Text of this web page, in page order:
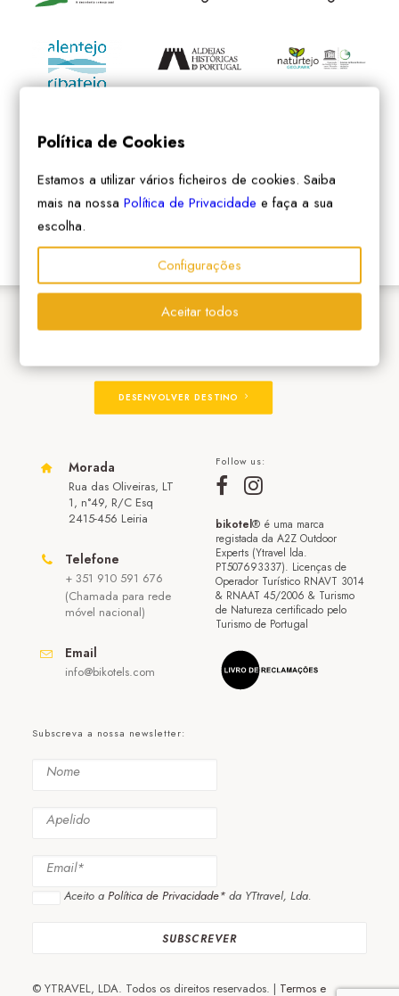
DESENVOLVER DESTINO
Morada
Rua das Oliveiras, LT
1, n°49, R/C Esq
2415-456 Leiria
Telefone
+ 351 910 591 676
(Chamada para rede
móvel nacional)
Email
info@bikotels.com
Follow us:
bikotel® é uma marca
registada da A2Z Outdoor
Experts (Ytravel lda.
PT507693337). Licenças de
Operador Turístico RNAVT 3014
& RNAAT 45/2006 & Turismo
de Natureza certificado pelo
Turismo de Portugal
Subscreva a nossa newsletter:
Aceito a Política de Privacidade* da YTtravel, Lda.
© YTRAVEL, LDA. Todos os direitos reservados. | Termos e
Política de Cookies
Estamos a utilizar vários ficheiros de cookies. Saiba
mais na nossaPolítica de Privacidade e faça a sua
escolha.
Configurações
Aceitar todos